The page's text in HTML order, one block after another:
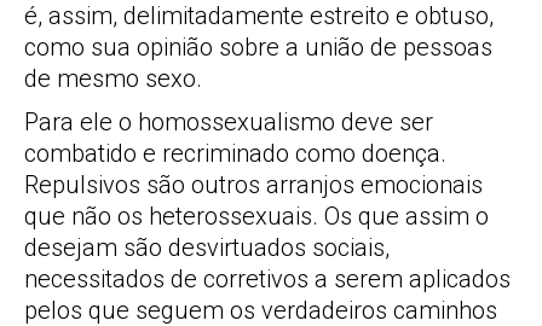
é, assim, delimitadamente estreito e obtuso,
como sua opinião sobre a união de pessoas
de mesmo sexo.
Para ele o homossexualismo deve ser
combatido e recriminado como doença.
Repulsivos são outros arranjos emocionais
que não os heterossexuais. Os que assim o
desejam são desvirtuados sociais,
necessitados de corretivos a serem aplicados
pelos que seguem os verdadeiros caminhos